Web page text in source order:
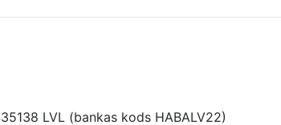
LVL (bankas kods HABALV22)